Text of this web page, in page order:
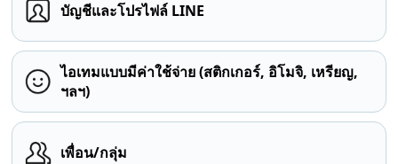
บัญชีและโปรไฟล์ LINE
ไอเทมแบบมีค่าใช้จ่าย (สติกเกอร์, อิโมจิ, เหรียญ,
ฯลฯ)
เพื่อน/กลุ่ม